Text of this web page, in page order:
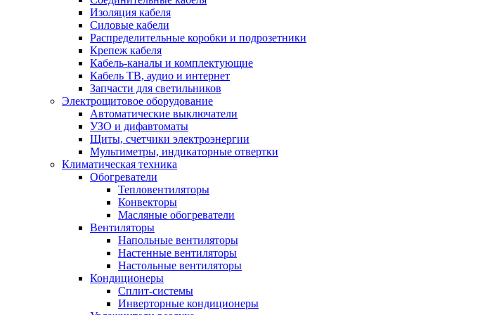
Изоляция кабеля
Силовые кабели
Распределительные коробки и подрозетники
Крепеж кабеля
Кабель-каналы и комплектующие
Кабель ТВ, аудио и интернет
Запчасти для светильников
Электрощитовое оборудование
Автоматические выключатели
УЗО и дифавтоматы
Щиты, счетчики электроэнергии
Мультиметры, индикаторные отвертки
Климатическая техника
Обогреватели
Тепловентиляторы
Конвекторы
Масляные обогреватели
Вентиляторы
Напольные вентиляторы
Настенные вентиляторы
Настольные вентиляторы
Кондиционеры
Сплит-системы
Инверторные кондиционеры